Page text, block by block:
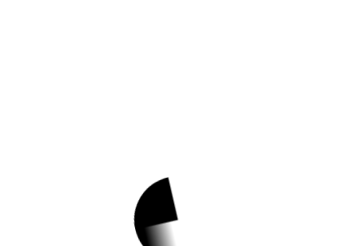
다방·치유공방」 운
영 안내